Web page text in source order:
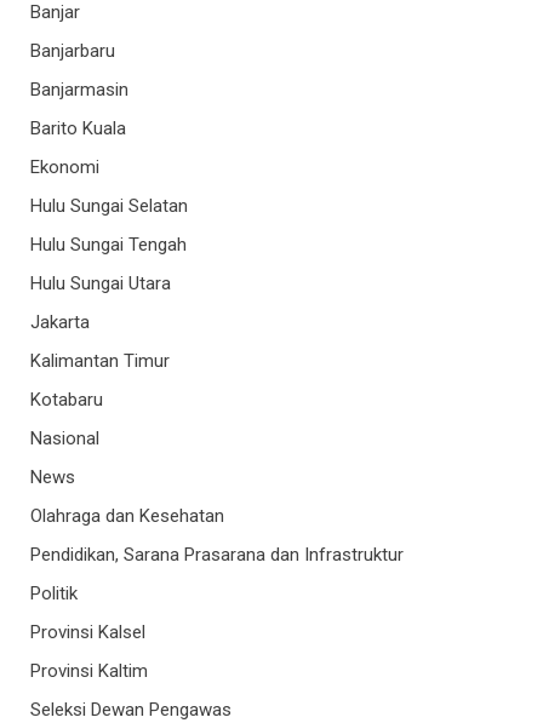
Banjar
Banjarbaru
Banjarmasin
Barito Kuala
Ekonomi
Hulu Sungai Selatan
Hulu Sungai Tengah
Hulu Sungai Utara
Jakarta
Kalimantan Timur
Kotabaru
Nasional
News
Olahraga dan Kesehatan
Pendidikan, Sarana Prasarana dan Infrastruktur
Politik
Provinsi Kalsel
Provinsi Kaltim
Seleksi Dewan Pengawas